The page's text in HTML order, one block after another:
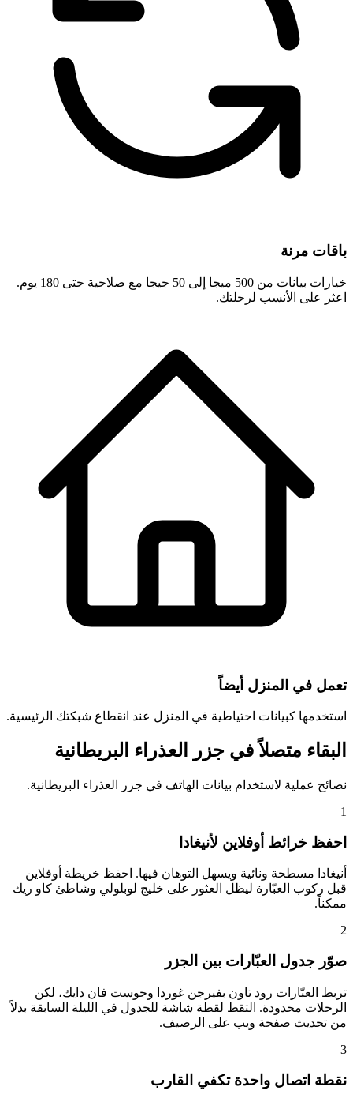
باقات مرنة
خيارات بيانات من 500 ميجا إلى 50 جيجا مع صلاحية حتى 180 يوم.
اعثر على الأنسب لرحلتك.
تعمل في المنزل أيضاً
استخدمها كبيانات احتياطية في المنزل عند انقطاع شبكتك الرئيسية.
البقاء متصلاً في جزر العذراء البريطانية
نصائح عملية لاستخدام بيانات الهاتف في جزر العذراء البريطانية.
1
احفظ خرائط أوفلاين لأنيغادا
أنيغادا مسطحة ونائية ويسهل التوهان فيها. احفظ خريطة أوفلاين
قبل ركوب العبّارة ليظل العثور على خليج لوبلولي وشاطئ كاو ريك
ممكناً.
2
صوّر جدول العبّارات بين الجزر
تربط العبّارات رود تاون بفيرجن غوردا وجوست فان دايك، لكن
الرحلات محدودة. التقط لقطة شاشة للجدول في الليلة السابقة بدلاً
من تحديث صفحة ويب على الرصيف.
3
نقطة اتصال واحدة تكفي القارب